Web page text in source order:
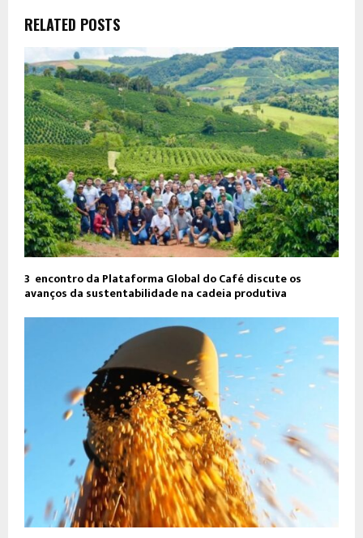
RELATED POSTS
3º encontro da Plataforma Global do Café discute os
avanços da sustentabilidade na cadeia produtiva